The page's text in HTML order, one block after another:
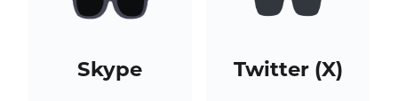
Skype Twitter (X)